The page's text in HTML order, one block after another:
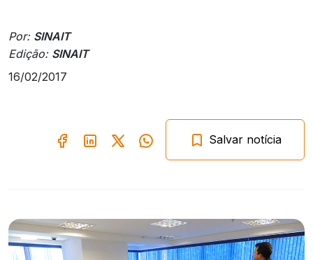
Por: SINAIT
Edição: SINAIT
16/02/2017
Salvar notícia